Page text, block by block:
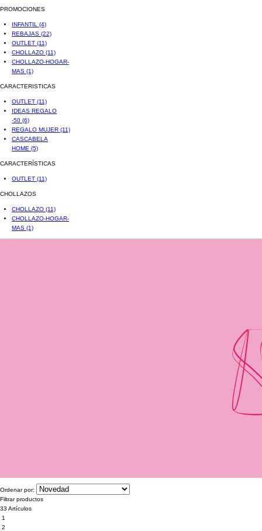
PROMOCIONES
INFANTIL (4)
REBAJAS (22)
OUTLET (11)
CHOLLAZO (11)
CHOLLAZO-HOGAR-
MAS (1)
CARACTERISTICAS
OUTLET (11)
IDEAS REGALO
-50 (6)
REGALO MUJER (11)
CASCABELA
HOME (5)
CARACTERÍSTICAS
OUTLET (11)
CHOLLAZOS
CHOLLAZO (11)
CHOLLAZO-HOGAR-
MAS (1)
Ordenar por:
Filtrar productos
33 Artículos
1
2